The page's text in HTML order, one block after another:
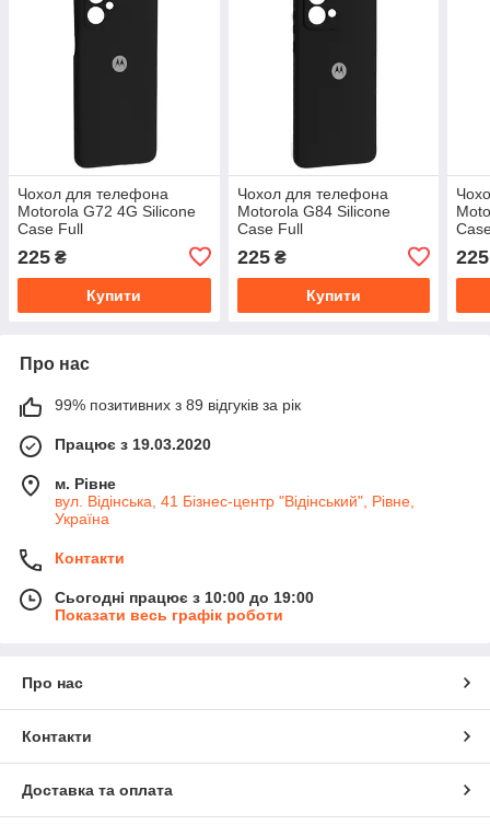
Чохол для телефона
Motorola G72 4G Silicone
Case Full
225 ₴
Купити
Чохол для телефона
Motorola G84 Silicone
Case Full
225₴
Купити
225
Про нас
99% позитивних з 89 відгуків за рік
Працює з 19.03.2020
м. Рівне
вул. Відінська, 41 Бізнес-центр "Відінський", Рівне,
Україна
Контакти
Сьогодні працює з 10:00 до 19:00
Показати весь графік роботи
Про нас
Контакти
Доставка та оплата